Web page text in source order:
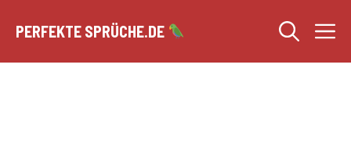
Inhalt
PERFEKTE SPRÜCHE.DE